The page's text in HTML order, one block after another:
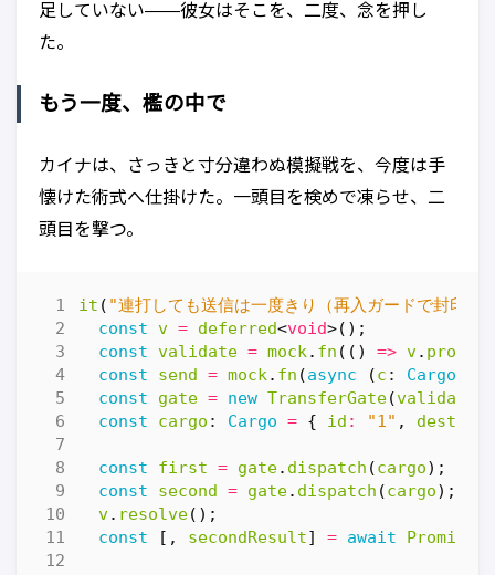
足していない——彼女はそこを、二度、念を押し
た。
もう一度、檻の中で
カイナは、さっきと寸分違わぬ模擬戦を、今度は手
懐けた術式へ仕掛けた。一頭目を検めで凍らせ、二
頭目を撃つ。
it ( "連打しても送信は一度きり（再入ガードで封印）"
const v = deferred<void>();
const validate = mock. fn (() => v.
const
send = mock. fn (async (c : Cargo
const
gate = new TransferGate(validate
const
cargo : Cargo = { id : "1" ,
const first = gate. dispatch (cargo);
const
second = gate. dispatch (cargo);
v. resolve();
const
[, secondResult] = await Promise